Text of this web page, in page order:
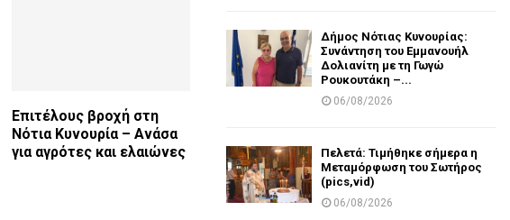
Επιτέλους βροχή στη
Νότια Κυνουρία – Ανάσα
για αγρότες και ελαιώνες
Δήμος Νότιας Κυνουρίας:
Συνάντηση του Εμμανουήλ
Δολιανίτη με τη Γωγώ
Ρουκουτάκη –...
06/08/2026
Πελετά: Τιμήθηκε σήμερα η
Μεταμόρφωση του Σωτήρος
(pics,vid)
06/08/2026